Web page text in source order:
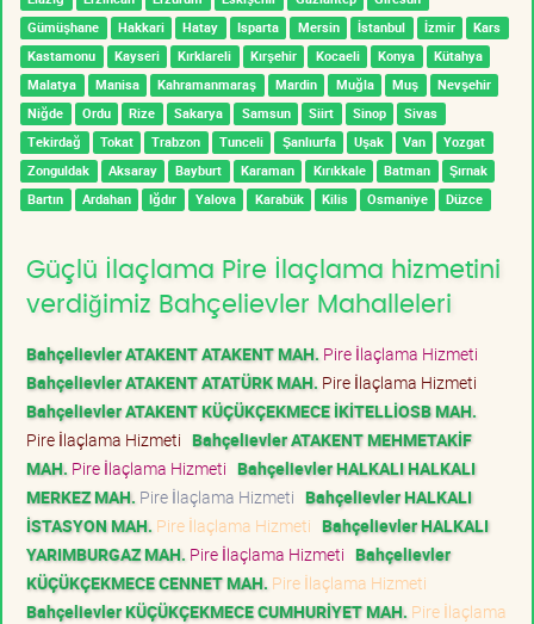
Gümüşhane
Hakkari Hatay Isparta Mersin İstanbul İzmir
Kars
Kastamonu
Kayseri Kırklareli Kırşehir Kocaeli Konya
Kütahya
Malatya
Manisa Kahramanmaraş Mardin Muğla Muş
Nevşehir
Niğde
Ordu Rize Sakarya Samsun Siirt Sinop
Sivas
Tekirdağ
Tokat Trabzon Tunceli Şanlıurfa Uşak Van
Yozgat
Zonguldak
Aksaray Bayburt Karaman Kırıkkale Batman
Şırnak
Bartın
Ardahan Iğdır Yalova Karabük Kilis Osmaniye Düzce
Güçlü İlaçlama Pire İlaçlama hizmetini
verdiğimiz Bahçelievler Mahalleleri
Bahçelievler ATAKENT ATAKENT MAH. Pire İlaçlama Hizmeti
Bahçelievler ATAKENT ATATÜRK MAH. Pire İlaçlama Hizmeti
Bahçelievler ATAKENT KÜÇÜKÇEKMECE İKİTELLİOSB MAH.
Pire İlaçlama Hizmeti Bahçelievler ATAKENT MEHMETAKİF
MAH. Pire İlaçlama Hizmeti Bahçelievler HALKALI HALKALI
MERKEZ MAH. Pire İlaçlama Hizmeti Bahçelievler HALKALI
İSTASYON MAH. Pire İlaçlama Hizmeti Bahçelievler HALKALI
YARIMBURGAZ MAH. Pire İlaçlama Hizmeti Bahçelievler
KÜÇÜKÇEKMECE CENNET MAH. Pire İlaçlama Hizmeti
Bahçelievler KÜÇÜKÇEKMECE CUMHURİYET MAH. Pire İlaçlama